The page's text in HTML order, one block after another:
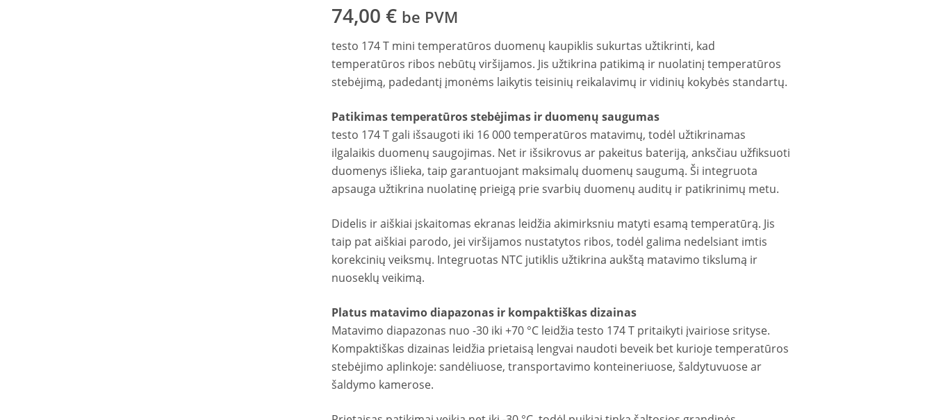
74,00€ be PVM
testo 174 T mini temperatūros duomenų kaupiklis sukurtas užtikrinti, kad
temperatūros ribos nebūtų viršijamos. Jis užtikrina patikimą ir nuolatinį temperatūros
stebėjimą, padedantį įmonėms laikytis teisinių reikalavimų ir vidinių kokybės standartų.
Patikimas temperatūros stebėjimas ir duomenų saugumas
testo 174 T gali išsaugoti iki 16 000 temperatūros matavimų, todėl užtikrinamas
ilgalaikis duomenų saugojimas. Net ir išsikrovus ar pakeitus bateriją, anksčiau užfiksuoti
duomenys išlieka, taip garantuojant maksimalų duomenų saugumą. Ši integruota
apsauga užtikrina nuolatinę prieigą prie svarbių duomenų auditų ir patikrinimų metu.
Didelis ir aiškiai įskaitomas ekranas leidžia akimirksniu matyti esamą temperatūrą. Jis
taip pat aiškiai parodo, jei viršijamos nustatytos ribos, todėl galima nedelsiant imtis
korekcinių veiksmų. Integruotas NTC jutiklis užtikrina aukštą matavimo tikslumą ir
nuoseklų veikimą.
Platus matavimo diapazonas ir kompaktiškas dizainas
Matavimo diapazonas nuo -30 iki +70 °C leidžia testo 174 T pritaikyti įvairiose srityse.
Kompaktiškas dizainas leidžia prietaisą lengvai naudoti beveik bet kurioje temperatūros
stebėjimo aplinkoje: sandėliuose, transportavimo konteineriuose, šaldytuvuose ar
šaldymo kamerose.